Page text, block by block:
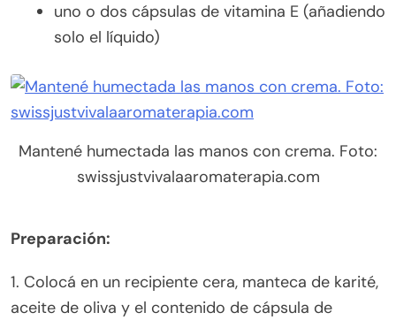
uno o dos cápsulas de vitamina E (añadiendo
solo el líquido)
Mantené humectada las manos con crema. Foto:
swissjustvivalaaromaterapia.com
Preparación:
1. Colocá en un recipiente cera, manteca de karité,
aceite de oliva y el contenido de cápsula de